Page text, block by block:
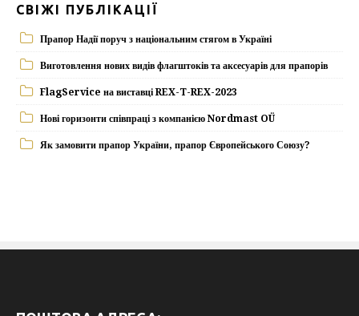
СВІЖІ ПУБЛІКАЦІЇ
Прапор Надії поруч з національним стягом в Україні
Виготовлення нових видів флагштоків та аксесуарів для прапорів
FlagService на виставці REX-T-REX-2023
Нові горизонти співпраці з компанією Nordmast OÜ
Як замовити прапор України, прапор Європейського Союзу?